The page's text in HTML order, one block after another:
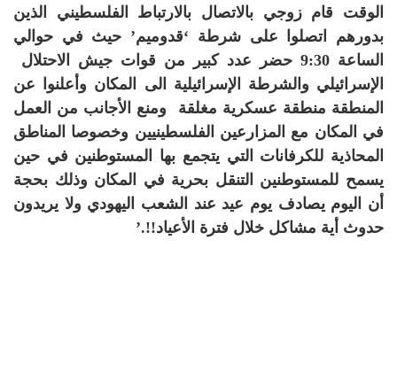
الوقت قام زوجي بالاتصال بالارتباط الفلسطيني الذين
بدورهم اتصلوا على شرطة ‘قدوميم’ حيث في حوالي
الساعة 9:30 حضر عدد كبير من قوات جيش الاحتلال
الإسرائيلي والشرطة الإسرائيلية الى المكان وأعلنوا عن
المنطقة منطقة عسكرية مغلقة ومنع الأجانب من العمل
في المكان مع المزارعين الفلسطينيين وخصوصا المناطق
المحاذية للكرفانات التي يتجمع بها المستوطنين في حين
يسمح للمستوطنين التنقل بحرية في المكان وذلك بحجة
أن اليوم يصادف يوم عيد عند الشعب اليهودي ولا يريدون
حدوث أية مشاكل خلال فترة الأعياد!!.’